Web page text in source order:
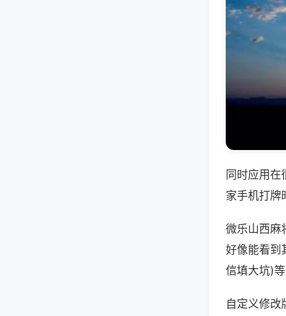
同时应用在
家手机打牌
微乐山西麻
好像能看到
信填大坑)
自定义修改